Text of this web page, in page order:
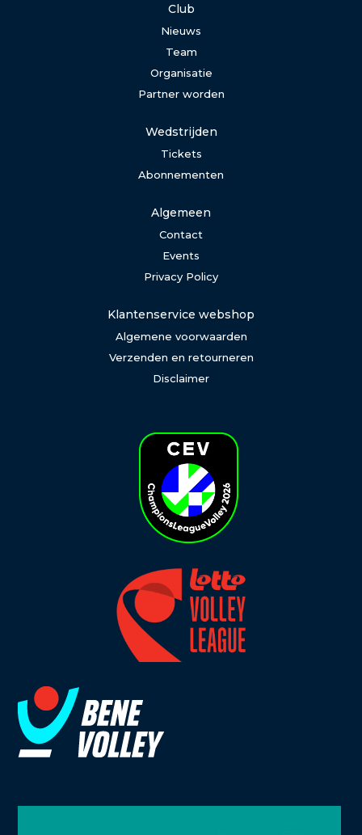
Club
Nieuws
Team
Organisatie
Partner worden
Wedstrijden
Tickets
Abonnementen
Algemeen
Contact
Events
Privacy Policy
Klantenservice webshop
Algemene voorwaarden
Verzenden en retourneren
Disclaimer